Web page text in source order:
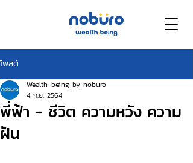
โพสต์
พี่ฟ้า - ชีวิต ความหวัง ความ
ฝัน
Wealth-being by noburo
4 ก.ย. 2564